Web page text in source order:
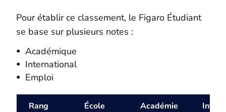
Pour établir ce classement, le Figaro Étudiant
se base sur plusieurs notes :
Académique
International
Emploi
Rang École Académie